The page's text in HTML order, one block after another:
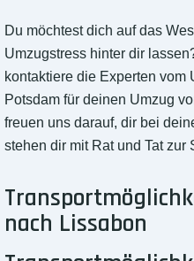
Du möchtest dich auf das
Umzugstress hinter dir
kontaktiere die Experten vom
Potsdam für deinen Umzug
freuen uns darauf, dir bei
stehen dir mit Rat und Tat zur
nach Lissabon